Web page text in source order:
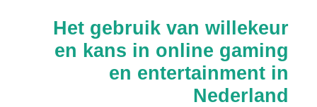
Het gebruik van willekeur
en kans in online gaming
en entertainment in
Nederland